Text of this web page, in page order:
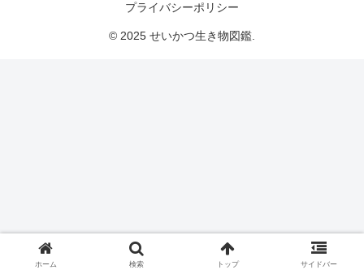
プライバシーポリシー
© 2025 せいかつ生き物図鑑.
ホーム 検索 トップ サイドバー